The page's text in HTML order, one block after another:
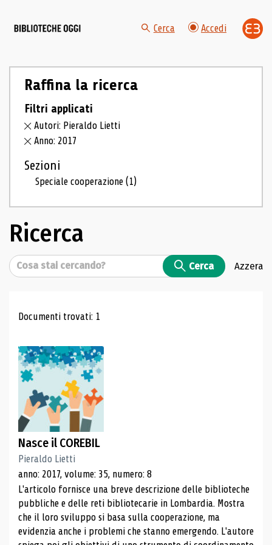
Cerca Accedi
Raffina la ricerca
Filtri applicati
Autori: Pieraldo Lietti
Anno: 2017
Sezioni
Speciale cooperazione(1)
Ricerca
Cerca Cerca Azzera
Risultati di ricerca
Documenti trovati: 1
Nasce il COREBIL
Pieraldo Lietti
anno: 2017, volume: 35, numero: 8
L'articolo fornisce una breve descrizione delle biblioteche
pubbliche e delle reti bibliotecarie in Lombardia. Mostra
che il loro sviluppo si basa sulla cooperazione, ma
evidenzia anche i problemi che stanno emergendo. L'autore